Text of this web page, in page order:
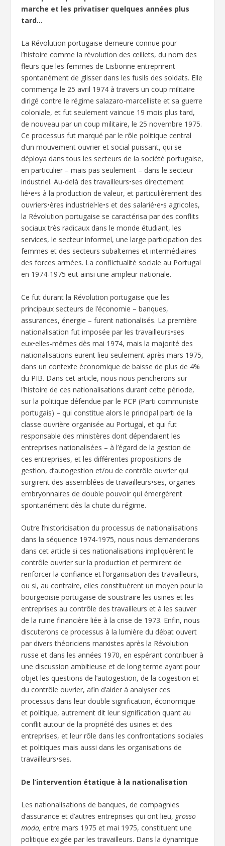
marche et les privatiser quelques années plus
tard…
La Révolution portugaise demeure connue pour
l’histoire comme la révolution des œillets, du nom des
fleurs que les femmes de Lisbonne entreprirent
spontanément de glisser dans les fusils des soldats. Elle
commença le 25 avril 1974 à travers un coup militaire
dirigé contre le régime salazaro-marcelliste et sa guerre
coloniale, et fut seulement vaincue 19 mois plus tard,
de nouveau par un coup militaire, le 25 novembre 1975.
Ce processus fut marqué par le rôle politique central
d’un mouvement ouvrier et social puissant, qui se
déploya dans tous les secteurs de la société portugaise,
en particulier – mais pas seulement – dans le secteur
industriel. Au-delà des travailleurs•ses directement
lié•e•s à la production de valeur, et particulièrement des
ouvriers•ères industriel•le•s et des salarié•e•s agricoles,
la Révolution portugaise se caractérisa par des conflits
sociaux très radicaux dans le monde étudiant, les
services, le secteur informel, une large participation des
femmes et des secteurs subalternes et intermédiaires
des forces armées. La conflictualité sociale au Portugal
en 1974-1975 eut ainsi une ampleur nationale.
Ce fut durant la Révolution portugaise que les
principaux secteurs de l’économie – banques,
assurances, énergie – furent nationalisés. La première
nationalisation fut imposée par les travailleurs•ses
eux•elles-mêmes dès mai 1974, mais la majorité des
nationalisations eurent lieu seulement après mars 1975,
dans un contexte économique de baisse de plus de 4%
du PIB. Dans cet article, nous nous pencherons sur
l’histoire de ces nationalisations durant cette période,
sur la politique défendue par le PCP (Parti communiste
portugais) – qui constitue alors le principal parti de la
classe ouvrière organisée au Portugal, et qui fut
responsable des ministères dont dépendaient les
entreprises nationalisées – à l’égard de la gestion de
ces entreprises, et les différentes propositions de
gestion, d’autogestion et/ou de contrôle ouvrier qui
surgirent des assemblées de travailleurs•ses, organes
embryonnaires de double pouvoir qui émergèrent
spontanément dès la chute du régime.
Outre l’historicisation du processus de nationalisations
dans la séquence 1974-1975, nous nous demanderons
dans cet article si ces nationalisations impliquèrent le
contrôle ouvrier sur la production et permirent de
renforcer la confiance et l’organisation des travailleurs,
ou si, au contraire, elles constituèrent un moyen pour la
bourgeoisie portugaise de soustraire les usines et les
entreprises au contrôle des travailleurs et à les sauver
de la ruine financière liée à la crise de 1973. Enfin, nous
discuterons ce processus à la lumière du débat ouvert
par divers théoriciens marxistes après la Révolution
russe et dans les années 1970, en espérant contribuer à
une discussion ambitieuse et de long terme ayant pour
objet les questions de l’autogestion, de la cogestion et
du contrôle ouvrier, afin d’aider à analyser ces
processus dans leur double signification, économique
et politique, autrement dit leur signification quant au
conflit autour de la propriété des usines et des
entreprises, et leur rôle dans les confrontations sociales
et politiques mais aussi dans les organisations de
travailleurs•ses.
De l’intervention étatique à la nationalisation
Les nationalisations de banques, de compagnies
d’assurance et d’autres entreprises qui ont lieu, grosso
modo, entre mars 1975 et mai 1975, constituent une
politique exigée par les travailleurs. Dans la dynamique